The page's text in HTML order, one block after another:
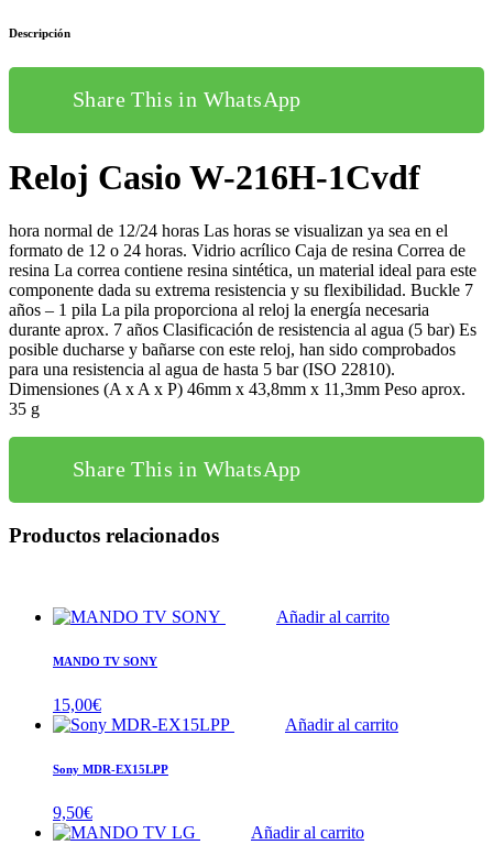
Descripción
Share This in WhatsApp
Reloj Casio W-216H-1Cvdf
hora normal de 12/24 horas Las horas se visualizan ya sea en el
formato de 12 o 24 horas. Vidrio acrílico Caja de resina Correa de
resina La correa contiene resina sintética, un material ideal para este
componente dada su extrema resistencia y su flexibilidad. Buckle 7
años – 1 pila La pila proporciona al reloj la energía necesaria
durante aprox. 7 años Clasificación de resistencia al agua (5 bar) Es
posible ducharse y bañarse con este reloj, han sido comprobados
para una resistencia al agua de hasta 5 bar (ISO 22810).
Dimensiones (A x A x P) 46mm x 43,8mm x 11,3mm Peso aprox.
35 g
Share This in WhatsApp
Productos relacionados
Añadir al carrito
MANDO TV SONY
15,00€
Añadir al carrito
Sony MDR-EX15LPP
9,50€
Añadir al carrito